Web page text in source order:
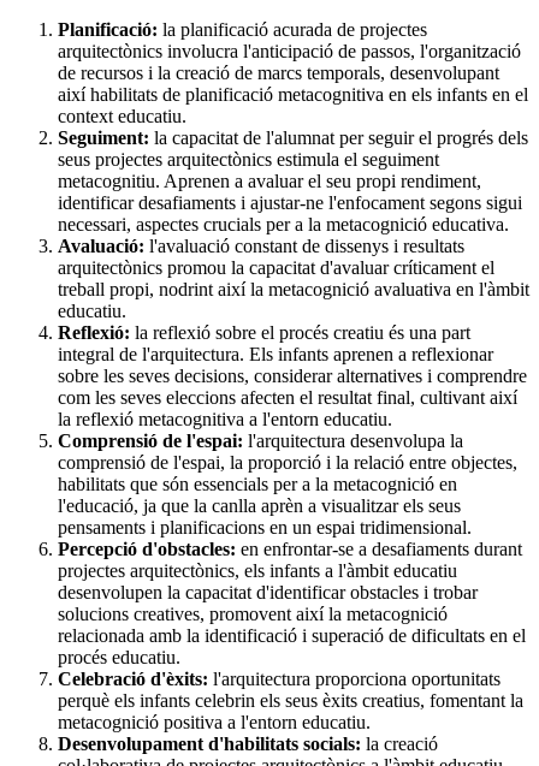
Planificació: la planificació acurada de projectes
arquitectònics involucra l'anticipació de passos, l'organització
de recursos i la creació de marcs temporals, desenvolupant
així habilitats de planificació metacognitiva en els infants en el
context educatiu.
Seguiment: la capacitat de l'alumnat per seguir el progrés dels
seus projectes arquitectònics estimula el seguiment
metacognitiu. Aprenen a avaluar el seu propi rendiment,
identificar desafiaments i ajustar-ne l'enfocament segons sigui
necessari, aspectes crucials per a la metacognició educativa.
Avaluació: l'avaluació constant de dissenys i resultats
arquitectònics promou la capacitat d'avaluar críticament el
treball propi, nodrint així la metacognició avaluativa en l'àmbit
educatiu.
Reflexió: la reflexió sobre el procés creatiu és una part
integral de l'arquitectura. Els infants aprenen a reflexionar
sobre les seves decisions, considerar alternatives i comprendre
com les seves eleccions afecten el resultat final, cultivant així
la reflexió metacognitiva a l'entorn educatiu.
Comprensió de l'espai: l'arquitectura desenvolupa la
comprensió de l'espai, la proporció i la relació entre objectes,
habilitats que són essencials per a la metacognició en
l'educació, ja que la canlla aprèn a visualitzar els seus
pensaments i planificacions en un espai tridimensional.
Percepció d'obstacles: en enfrontar-se a desafiaments durant
projectes arquitectònics, els infants a l'àmbit educatiu
desenvolupen la capacitat d'identificar obstacles i trobar
solucions creatives, promovent així la metacognició
relacionada amb la identificació i superació de dificultats en el
procés educatiu.
Celebració d'èxits: l'arquitectura proporciona oportunitats
perquè els infants celebrin els seus èxits creatius, fomentant la
metacognició positiva a l'entorn educatiu.
Desenvolupament d'habilitats socials: la creació